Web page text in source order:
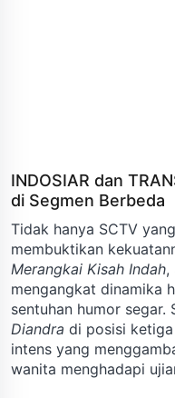
INDOSIAR dan
di Segmen Berbeda
Tidak hanya SCTV
membuktikan
Merangkai Kisah Indah,
mengangkat dinamika
sentuhan humor segar.
Diandra di posisi
intens yang
wanita menghadapi